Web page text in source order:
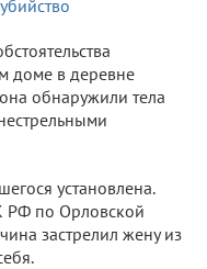
доме в деревне
обнаружили тела
установлена.
РФ по Орловской
застрелил жену из